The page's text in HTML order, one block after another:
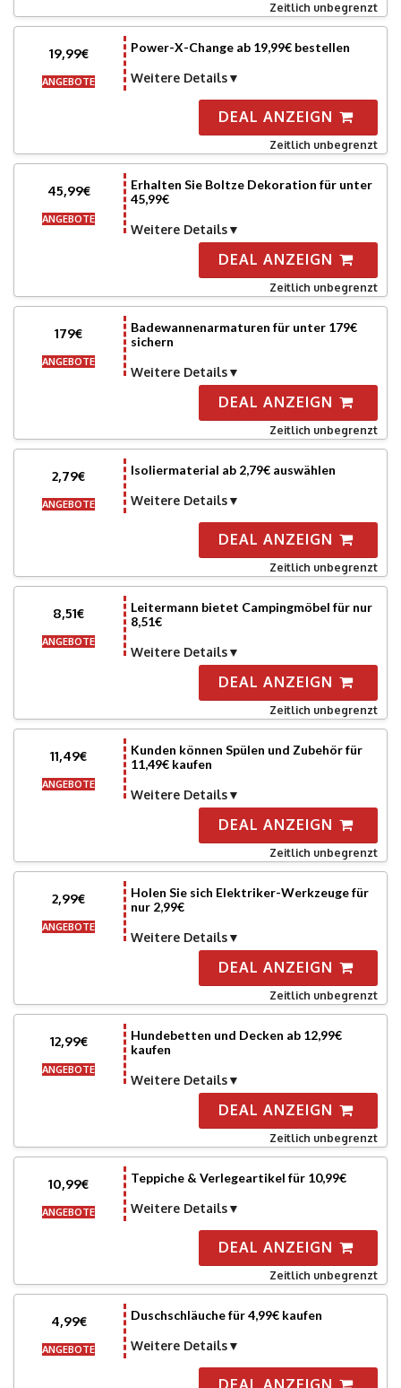
Zeitlich unbegrenzt
19,99€
ANGEBOTE
Power-X-Change ab 19,99€ bestellen
Weitere Details
DEAL ANZEIGN
Zeitlich unbegrenzt
45,99€
ANGEBOTE
Erhalten Sie Boltze Dekoration für unter
45,99€
Weitere Details
DEAL ANZEIGN
Zeitlich unbegrenzt
179€
ANGEBOTE
Badewannenarmaturen für unter 179€
sichern
Weitere Details
DEAL ANZEIGN
Zeitlich unbegrenzt
2,79€
ANGEBOTE
Isoliermaterial ab 2,79€ auswählen
Weitere Details
DEAL ANZEIGN
Zeitlich unbegrenzt
8,51€
ANGEBOTE
Leitermann bietet Campingmöbel für nur
8,51€
Weitere Details
DEAL ANZEIGN
Zeitlich unbegrenzt
11,49€
ANGEBOTE
Kunden können Spülen und Zubehör für
11,49€ kaufen
Weitere Details
DEAL ANZEIGN
Zeitlich unbegrenzt
2,99€
ANGEBOTE
Holen Sie sich Elektriker-Werkzeuge für
nur 2,99€
Weitere Details
DEAL ANZEIGN
Zeitlich unbegrenzt
12,99€
ANGEBOTE
Hundebetten und Decken ab 12,99€
kaufen
Weitere Details
DEAL ANZEIGN
Zeitlich unbegrenzt
10,99€
ANGEBOTE
Teppiche & Verlegeartikel für 10,99€
Weitere Details
DEAL ANZEIGN
Zeitlich unbegrenzt
4,99€
ANGEBOTE
Duschschläuche für 4,99€ kaufen
Weitere Details
DEAL ANZEIGN